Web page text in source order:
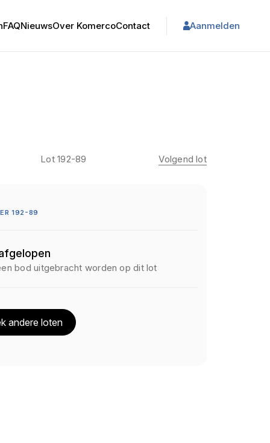
FAQNieuwsOver KomercoContact Aanmelden
Lot 192-89 Volgend lot
192-89
bod uitgebracht worden op dit lot
andere loten